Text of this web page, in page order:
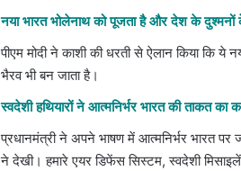
नया भारत भोलेनाथ को पूजता है और देश के
पीएम मोदी ने काशी की धरती से ऐलान किया कि
भैरव भी बन जाता है।
स्वदेशी हथियारों ने आत्मनिर्भर भारत की ताकत का
प्रधानमंत्री ने अपने भाषण में आत्मनिर्भर भारत पर
ने देखी। हमारे एयर डिफेंस सिस्टम, स्वदेशी